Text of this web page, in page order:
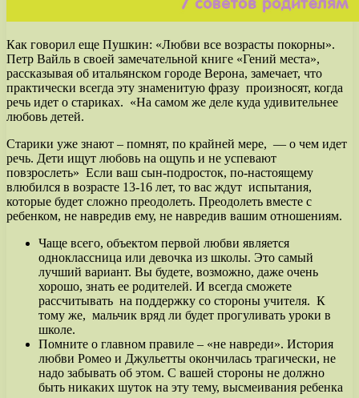
Как говорил еще Пушкин: «Любви все возрасты покорны».
Петр Вайль в своей замечательной книге «Гений места»,
рассказывая об итальянском городе Верона, замечает, что
практически всегда эту знаменитую фразу произносят, когда
речь идет о стариках. «На самом же деле куда удивительнее
любовь детей.
Старики уже знают – помнят, по крайней мере, — о чем идет
речь. Дети ищут любовь на ощупь и не успевают
повзрослеть» Если ваш сын-подросток, по-настоящему
влюбился в возрасте 13-16 лет, то вас ждут испытания,
которые будет сложно преодолеть. Преодолеть вместе с
ребенком, не навредив ему, не навредив вашим отношениям.
Чаще всего, объектом первой любви является
одноклассница или девочка из школы. Это самый
лучший вариант. Вы будете, возможно, даже очень
хорошо, знать ее родителей. И всегда сможете
рассчитывать на поддержку со стороны учителя. К
тому же, мальчик вряд ли будет прогуливать уроки в
школе.
Помните о главном правиле – «не навреди». История
любви Ромео и Джульетты окончилась трагически, не
надо забывать об этом. С вашей стороны не должно
быть никаких шуток на эту тему, высмеивания ребенка